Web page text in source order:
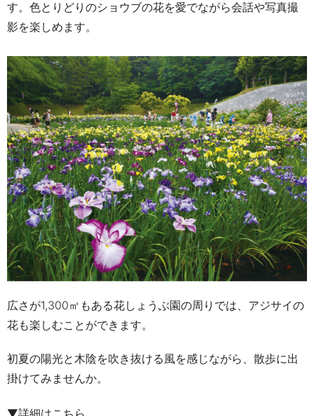
す。 色とりどりのショウブの花を愛でながら会話や写真撮
影を楽しめます。
広さが1,300㎡もある花しょうぶ園の周りでは、アジサイの
花も楽しむことができます。
初夏の陽光と木陰を吹き抜ける風を感じながら、 散歩に出
掛けてみませんか。